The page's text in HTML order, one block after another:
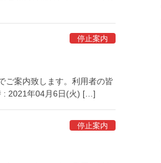
停止案内
ご案内致します。利用者の皆
: 2021年04月6日(火) […]
停止案内